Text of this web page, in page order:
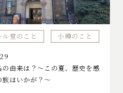
ル堂のこと 小樽のこと
の由来は？～この夏、歴史を感
旅はいかが？～